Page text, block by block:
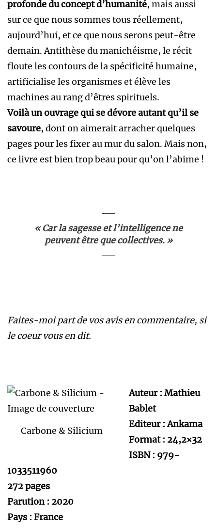
profonde du concept d’humanité, mais aussi
sur ce que nous sommes tous réellement,
aujourd’hui, et ce que nous serons peut-être
demain. Antithèse du manichéisme, le récit
floute les contours de la spécificité humaine,
artificialise les organismes et élève les
machines au rang d’êtres spirituels.
Voilà un ouvrage qui se dévore autant qu’il se
savoure, dont on aimerait arracher quelques
pages pour les fixer au mur du salon. Mais non,
ce livre est bien trop beau pour qu’on l’abime !
« Car la sagesse et l’intelligence ne
peuvent être que collectives. »
Faites-moi part de vos avis en commentaire, si
le coeur vous en dit.
Carbone & Silicium
Auteur : Mathieu
Bablet
Editeur : Ankama
Format : 24,2×32
ISBN : 979-
1033511960
272 pages
Parution : 2020
Pays : France